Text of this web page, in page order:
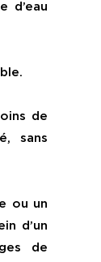
d’eau
de
sans
ou un
d’un
de